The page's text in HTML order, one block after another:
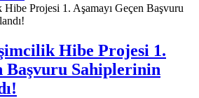
Hibe Projesi 1.
Başvuru Sahiplerinin